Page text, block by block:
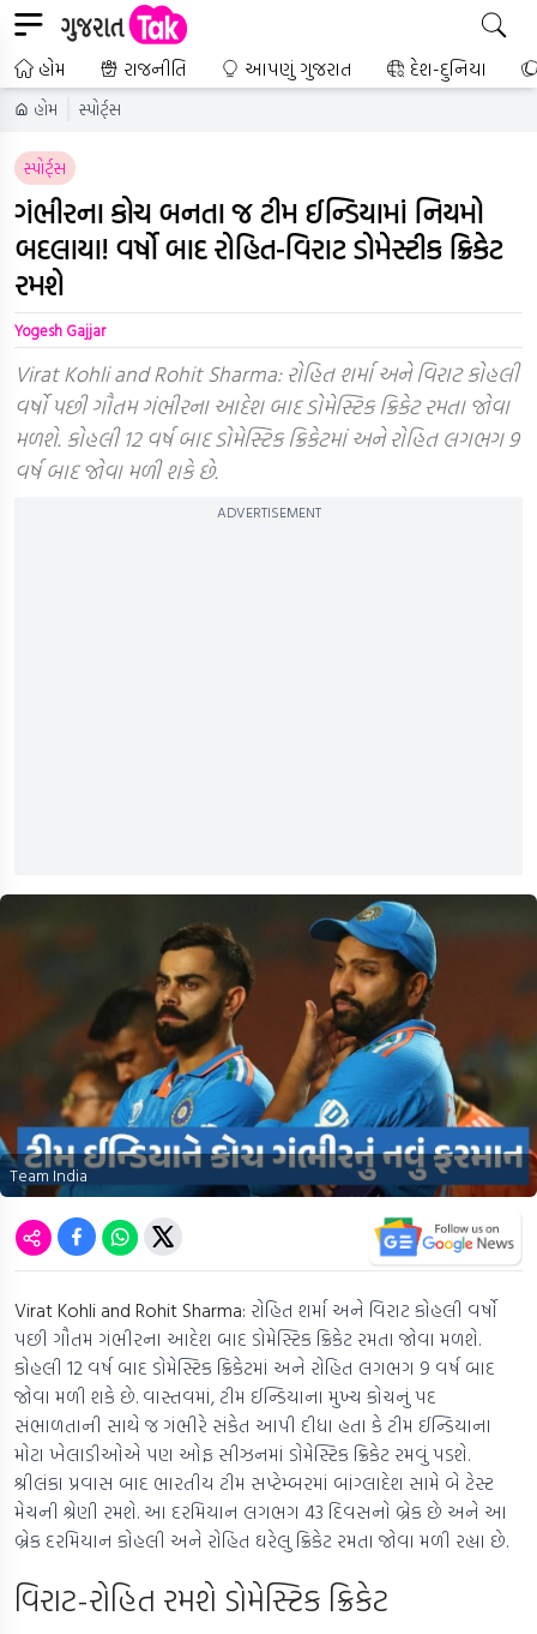
હોમ રાજનીતિ આપણું ગુજરાત દેશ-દુનિયા
હોમ સ્પોર્ટ્સ
સ્પોર્ટ્સ
ગંભીરના કોચ બનતા જ ટીમ ઈન્ડિયામાં નિયમો
બદલાયા! વર્ષો બાદ રોહિત-વિરાટ ડોમેસ્ટીક ક્રિકેટ
રમશે
Yogesh Gajjar
Virat Kohli and Rohit Sharma: રોહિત શર્મા અને વિરાટ કોહલી
વર્ષો પછી ગૌતમ ગંભીરના આદેશ બાદ ડોમેસ્ટિક ક્રિકેટ રમતા જોવા
મળશે. કોહલી 12 વર્ષ બાદ ડોમેસ્ટિક ક્રિકેટમાં અને રોહિત લગભગ 9
વર્ષ બાદ જોવા મળી શકે છે.
ADVERTISEMENT
Team India
Virat Kohli and Rohit Sharma: રોહિત શર્મા અને વિરાટ કોહલી વર્ષો
પછી ગૌતમ ગંભીરના આદેશ બાદ ડોમેસ્ટિક ક્રિકેટ રમતા જોવા મળશે.
કોહલી 12 વર્ષ બાદ ડોમેસ્ટિક ક્રિકેટમાં અને રોહિત લગભગ 9 વર્ષ બાદ
જોવા મળી શકે છે. વાસ્તવમાં, ટીમ ઈન્ડિયાના મુખ્ય કોચનું પદ
સંભાળતાની સાથે જ ગંભીરે સંકેત આપી દીધા હતા કે ટીમ ઈન્ડિયાના
મોટા ખેલાડીઓએ પણ ઓફ સીઝનમાં ડોમેસ્ટિક ક્રિકેટ રમવું પડશે.
શ્રીલંકા પ્રવાસ બાદ ભારતીય ટીમ સપ્ટેમ્બરમાં બાંગ્લાદેશ સામે બે ટેસ્ટ
મેચની શ્રેણી રમશે. આ દરમિયાન લગભગ 43 દિવસનો બ્રેક છે અને આ
બ્રેક દરમિયાન કોહલી અને રોહિત ઘરેલુ ક્રિકેટ રમતા જોવા મળી રહ્યા છે.
વિરાટ-રોહિત રમશે ડોમેસ્ટિક ક્રિકેટ